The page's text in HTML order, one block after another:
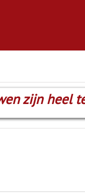
zijn heel